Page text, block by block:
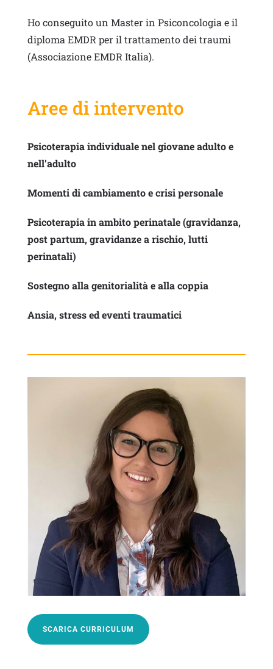
Ho conseguito un Master in Psiconcologia e il
diploma EMDR per il trattamento dei traumi
(Associazione EMDR Italia).
Aree di intervento
Psicoterapia individuale nel giovane adulto e
nell’adulto
Momenti di cambiamento e crisi personale
Psicoterapia in ambito perinatale (gravidanza,
post partum, gravidanze a rischio, lutti
perinatali)
Sostegno alla genitorialità e alla coppia
Ansia, stress ed eventi traumatici
SCARICA CURRICULUM